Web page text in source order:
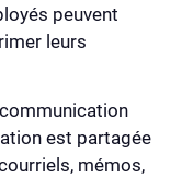
peuvent
leurs
est partagée
mémos,